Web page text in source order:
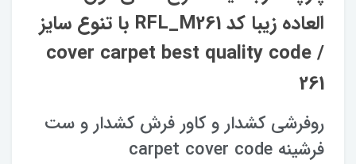
العاده زیبا کد RFL_M261 با تنوع سایز
/ cover carpet best quality code
261
روفرشی کشدار و کاور فرش کشدار و ست
فرشینه carpet cover code